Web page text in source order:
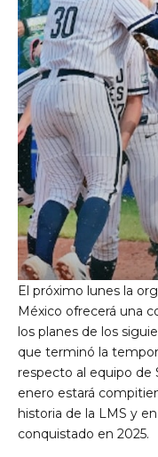
El próximo lunes la
México ofrecerá una
los planes de los
que terminó la
respecto al equipo de
enero estará
historia de la LMS y
conquistado en 2025.